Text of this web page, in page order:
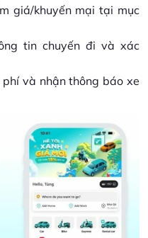
giá/khuyến mại tại mục
tin chuyến đi và xác
phí và nhận thông báo xe